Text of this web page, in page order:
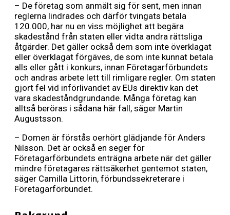
– De företag som anmält sig för sent, men innan
reglerna lindrades och därför tvingats betala
120.000, har nu en viss möjlighet att begära
skadestånd från staten eller vidta andra rättsliga
åtgärder. Det gäller också dem som inte överklagat
eller överklagat förgäves, de som inte kunnat betala
alls eller gått i konkurs, innan Företagarförbundets
och andras arbete lett till rimligare regler. Om staten
gjort fel vid införlivandet av EUs direktiv kan det
vara skadeståndgrundande. Många företag kan
alltså beröras i sådana här fall, säger Martin
Augustsson.
– Domen är förstås oerhört glädjande för Anders
Nilsson. Det är också en seger för
Företagarförbundets enträgna arbete när det gäller
mindre företagares rättsäkerhet gentemot staten,
säger Camilla Littorin, förbundssekreterare i
Företagarförbundet.